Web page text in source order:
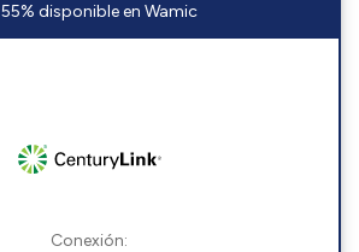
55% disponible en Wamic
Conexión: